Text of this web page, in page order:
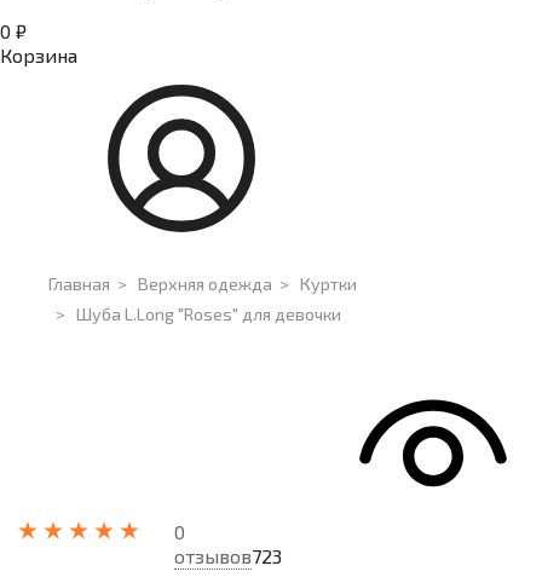
0 ₽
Корзина
Главная > Верхняя одежда > Куртки
> Шуба L.Long "Roses" для девочки
0
отзывов723